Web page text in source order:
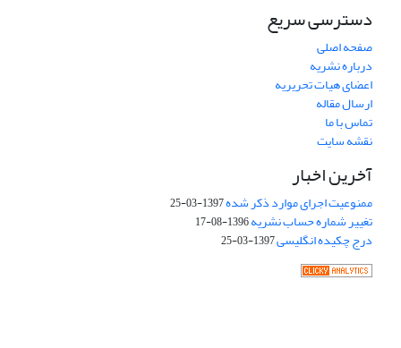
دسترسی سریع
صفحه اصلی
درباره نشریه
اعضای هیات تحریریه
ارسال مقاله
تماس با ما
نقشه سایت
آخرین اخبار
ممنوعیت اجرای موارد ذکر شده1397-03-25
تغییر شماره حساب نشریه1396-08-17
درج چکیده انگلیسی1397-03-25